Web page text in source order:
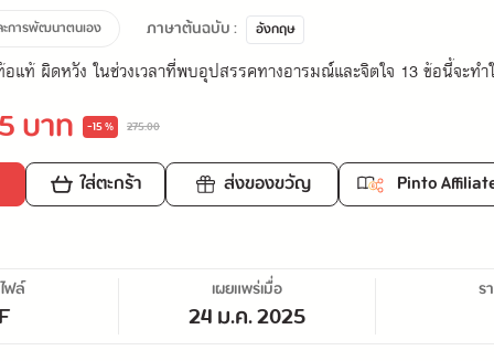
การพัฒนาตนเอง ภาษาต้นฉบับ : อังกฤษ
แท้ ผิดหวัง ในช่วงเวลาที่พบอุปสรรคทางอารมณ์และจิตใจ 13 ข้อนี้จะท
บาท -15 % 275.00
ใส่ตะกร้า ส่งของขวัญ Pinto
ฟล์ เผยแพร่เมื่อ
24 ม.ค. 2025
ร